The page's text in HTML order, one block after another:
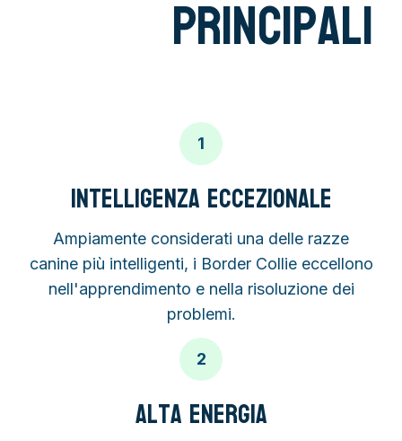
Principali
1
Intelligenza Eccezionale
Ampiamente considerati una delle razze
canine più intelligenti, i Border Collie eccellono
nell'apprendimento e nella risoluzione dei
problemi.
2
Alta Energia